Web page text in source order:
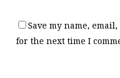
Save my name,
for the next time I